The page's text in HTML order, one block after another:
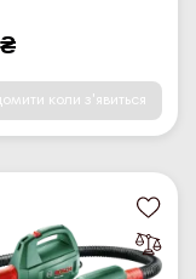
коли з'явиться